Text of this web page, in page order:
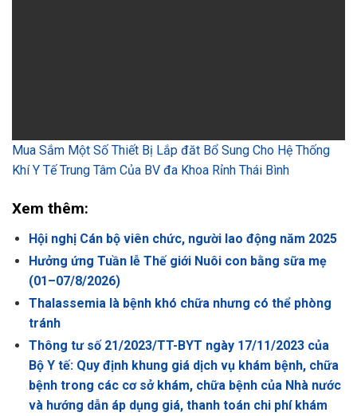
Mua Sắm Một Số Thiết Bị Lắp đăt Bổ Sung Cho Hệ Thống
Khí Y Tế Trung Tâm Của BV đa Khoa Rỉnh Thái Bình
Xem thêm:
Hội nghị Cán bộ viên chức, người lao động năm 2025
Hưởng ứng Tuần lễ Thế giới Nuôi con bằng sữa mẹ
(01–07/8/2026)
Thalassemia là bệnh khó chữa nhưng có thể phòng
tránh
Thông tư số 21/2023/TT-BYT ngày 17/11/2023 của
Bộ Y tế: Quy định khung giá dịch vụ khám bệnh, chữa
bệnh trong các cơ sở khám, chữa bệnh của Nhà nước
và hướng dẫn áp dụng giá, thanh toán chi phí khám